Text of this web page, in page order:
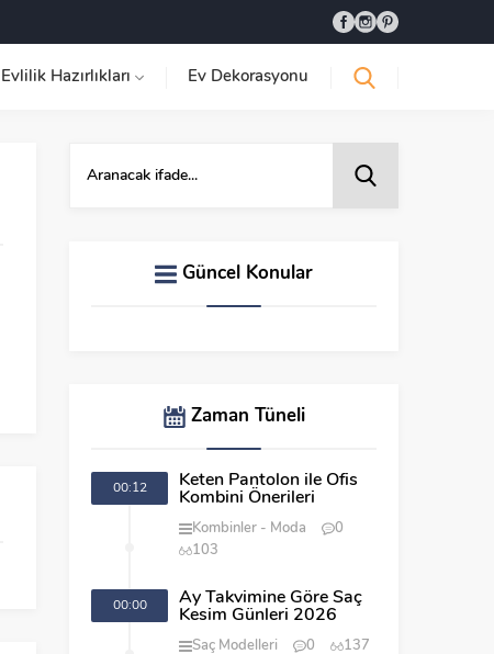
Evlilik Hazırlıkları Ev Dekorasyonu
Güncel Konular
Zaman Tüneli
00:12
Keten Pantolon ile Ofis
Kombini Önerileri
Kombinler Moda
0
103
00:00
Ay Takvimine Göre Saç
Kesim Günleri 2026
Saç Modelleri 0 137